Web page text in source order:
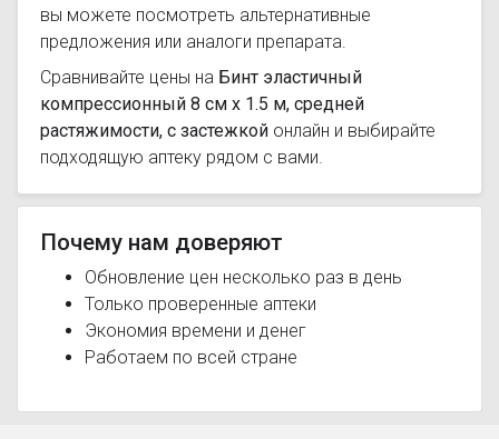
вы можете посмотреть альтернативные
предложения или аналоги препарата.
Сравнивайте цены на Бинт эластичный
компрессионный 8 см х 1.5 м, средней
растяжимости, с застежкой онлайн и выбирайте
подходящую аптеку рядом с вами.
Почему нам доверяют
Обновление цен несколько раз в день
Только проверенные аптеки
Экономия времени и денег
Работаем по всей стране